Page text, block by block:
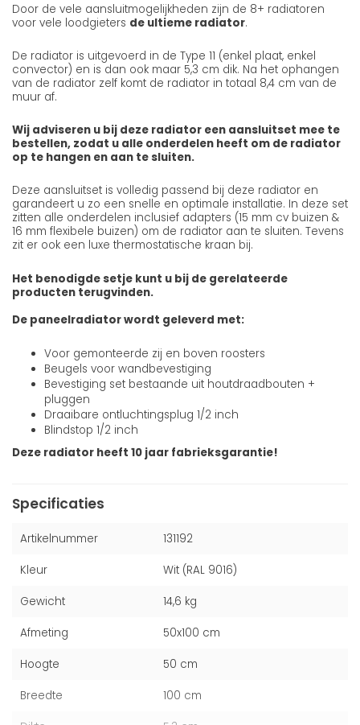
Door de vele aansluitmogelijkheden zijn de 8+ radiatoren
voor vele loodgieters de ultieme radiator.
De radiator is uitgevoerd in de Type 11 (enkel plaat, enkel
convector) en is dan ook maar 5,3 cm dik. Na het ophangen
van de radiator zelf komt de radiator in totaal 8,4 cm van de
muur af.
Wij adviseren u bij deze radiator een aansluitset mee te
bestellen, zodat u alle onderdelen heeft om de radiator
op te hangen en aan te sluiten.
Deze aansluitset is volledig passend bij deze radiator en
garandeert u zo een snelle en optimale installatie. In deze set
zitten alle onderdelen inclusief adapters (15 mm cv buizen &
16 mm flexibele buizen) om de radiator aan te sluiten. Tevens
zit er ook een luxe thermostatische kraan bij.
Het benodigde setje kunt u bij de gerelateerde
producten terugvinden.
De paneelradiator wordt geleverd met:
Voor gemonteerde zij en boven roosters
Beugels voor wandbevestiging
Bevestiging set bestaande uit houtdraadbouten +
pluggen
Draaibare ontluchtingsplug 1/2 inch
Blindstop 1/2 inch
Deze radiator heeft 10 jaar fabrieksgarantie!
Specificaties
Artikelnummer 131192
Kleur Wit (RAL 9016)
Gewicht 14,6 kg
Afmeting 50x100 cm
Hoogte 50 cm
Breedte 100 cm